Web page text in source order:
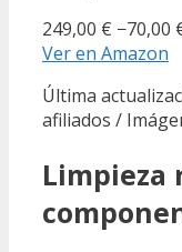
249,00 € −70,00
Ver en Amazon
Última
afiliados /
Limpieza